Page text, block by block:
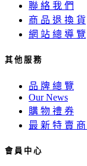
聯 絡 我 們
商 品 退 換 貨
網 站 總 導 覽
其 他 服 務
品 牌 總 覽
Our News
購 物 禮 券
最 新 特 賣
會 員 中 心